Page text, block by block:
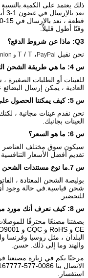
ذلك يعتمد على
وقتًا أطول قليلاً.
Q3: ماذا عن شروط الدفع؟
نحن نقبل T / T ، PayPal و West union و L / C في الأفق.
س 4: ما هي طريقة الشحن التي تقدمها؟
للعينات أو الطلبات الصغيرة
العادية ، يمكن إرسال
س 5: كيف يمكننا الحصول على العينات؟هل أحتاج إلى الدفع؟
نحن نقدم عينات مجانية ،
العينات بجانبك.
س 6: ما هو السعر؟
سيكون سوق مختلف العناصر
تقديم أفضل الأسعار
س 7.ما نوع مستندات الشحن التي تقدمها؟
بوليصة الشحن المعتادة ،
شحن قياسية.في حالة وجود
للتحضير.
س 8: كيف نعرف أنك مورد موثوق؟
بصفتنا مصنعًا محترفًا
البلدان ، مثل روسيا وفرنسا
والهند وما إلى ذلك. حسن.
استفسار.